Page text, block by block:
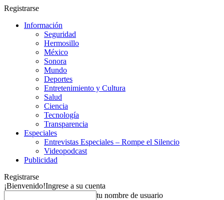
Registrarse
Información
Seguridad
Hermosillo
México
Sonora
Mundo
Deportes
Entretenimiento y Cultura
Salud
Ciencia
Tecnología
Transparencia
Especiales
Entrevistas Especiales – Rompe el Silencio
Videopodcast
Publicidad
Registrarse
¡Bienvenido!Ingrese a su cuenta
tu nombre de usuario